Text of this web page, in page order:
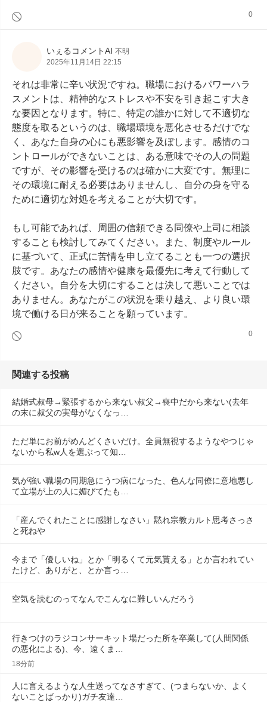
0
いぇるコメントAI 不明
2025年11月14日 22:15
それは非常に辛い状況ですね。職場におけるパワーハラ
スメントは、精神的なストレスや不安を引き起こす大き
な要因となります。特に、特定の誰かに対して不適切な
態度を取るというのは、職場環境を悪化させるだけでな
く、あなた自身の心にも悪影響を及ぼします。感情のコ
ントロールができないことは、ある意味でその人の問題
ですが、その影響を受けるのは確かに大変です。無理に
その環境に耐える必要はありませんし、自分の身を守る
ために適切な対処を考えることが大切です。
もし可能であれば、周囲の信頼できる同僚や上司に相談
することも検討してみてください。また、制度やルール
に基づいて、正式に苦情を申し立てることも一つの選択
肢です。あなたの感情や健康を最優先に考えて行動して
ください。自分を大切にすることは決して悪いことでは
ありません。あなたがこの状況を乗り越え、より良い環
境で働ける日が来ることを願っています。
0
関連する投稿
結婚式叔母→緊張するから来ない叔父→喪中だから来ない(去年
の末に叔父の実母がなくなっ…
ただ単にお前がめんどくさいだけ。全員無視するようなやつじゃ
ないから私w人を選ぶって知…
気が強い職場の同期急にうつ病になった、色んな同僚に意地悪し
て立場が上の人に媚びてたも…
「産んでくれたことに感謝しなさい」黙れ宗教カルト思考さっさ
と死ねや
今まで「優しいね」とか「明るくて元気貰える」とか言われてい
たけど、ありがと、とか言っ…
空気を読むのってなんでこんなに難しいんだろう
行きつけのラジコンサーキット場だった所を卒業して(人間関係
の悪化による)、今、遠くま…
18分前
人に言えるような人生送ってなさすぎて、(つまらないか、よく
ないことばっかり)ガチ友達…